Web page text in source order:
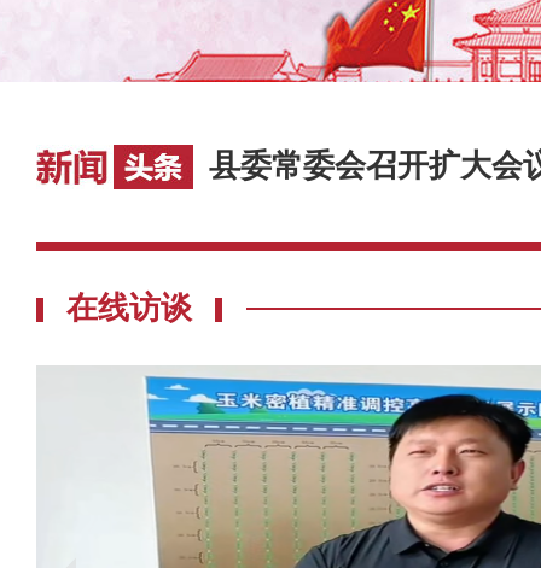
县委常委会召开扩大会
在线访谈